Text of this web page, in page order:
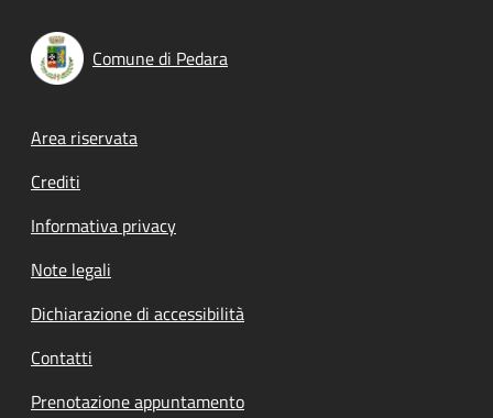
Comune di Pedara
Footer menu
Area riservata
Crediti
Informativa privacy
Note legali
Dichiarazione di accessibilità
Contatti
Prenotazione appuntamento